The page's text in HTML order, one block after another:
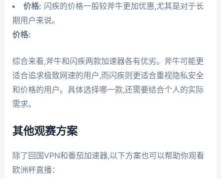
价格: 闪疾的价格一般较斧牛更加优惠,尤其是对于长
期用户来说。
价格:
综合来看,斧牛和闪疾两款加速器各有优劣。斧牛可能更
适合追求极致网速的用户,而闪疾则更适合重视隐私安全
和价格的用户。具体选择哪一款,还需要结合个人的实际
需求。
其他观赛方案
除了回国VPN和番茄加速器,以下方案也可以帮助你观看
欧洲杯直播：